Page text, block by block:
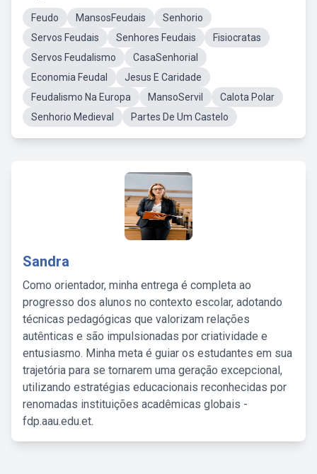
Feudo MansosFeudais
Senhorio
Servos Feudais
Senhores Feudais
Fisiocratas
Servos Feudalismo
CasaSenhorial
Economia Feudal
Jesus E Caridade
Feudalismo Na Europa
MansoServil
Calota Polar
Senhorio Medieval
Partes De Um Castelo
Sandra
Como orientador, minha entrega é completa ao
progresso dos alunos no contexto escolar, adotando
técnicas pedagógicas que valorizam relações
autênticas e são impulsionadas por criatividade e
entusiasmo. Minha meta é guiar os estudantes em sua
trajetória para se tornarem uma geração excepcional,
utilizando estratégias educacionais reconhecidas por
renomadas instituições acadêmicas globais -
fdp.aau.edu.et.